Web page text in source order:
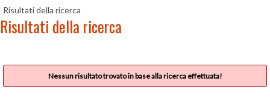
Risultati della ricerca
Risultati della ricerca
Nessun risultato trovato in base alla ricerca effettuata!